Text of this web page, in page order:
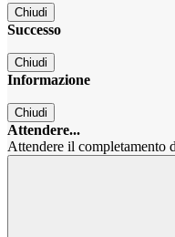
Chiudi
Successo
Chiudi
Informazione
Chiudi
Attendere...
Attendere il completamento